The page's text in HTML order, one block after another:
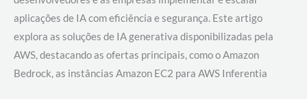
aplicações de IA com eficiência e segurança. Este artigo
explora as soluções de IA generativa disponibilizadas pela
AWS, destacando as ofertas principais, como o Amazon
Bedrock, as instâncias Amazon EC2 para AWS Inferentia